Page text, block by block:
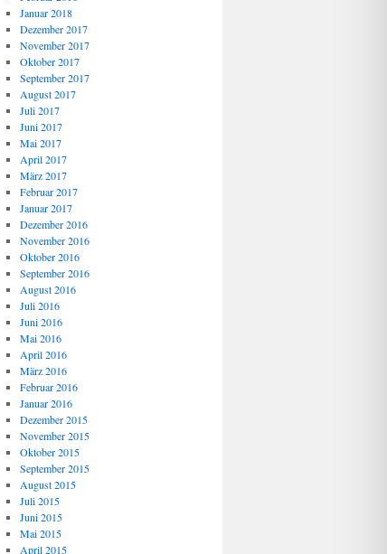
Januar 2018
Dezember 2017
November 2017
Oktober 2017
September 2017
August 2017
Juli 2017
Juni 2017
Mai 2017
April 2017
März 2017
Februar 2017
Januar 2017
Dezember 2016
November 2016
Oktober 2016
September 2016
August 2016
Juli 2016
Juni 2016
Mai 2016
April 2016
März 2016
Februar 2016
Januar 2016
Dezember 2015
November 2015
Oktober 2015
September 2015
August 2015
Juli 2015
Juni 2015
Mai 2015
April 2015